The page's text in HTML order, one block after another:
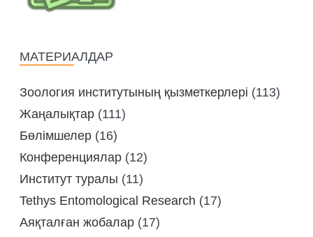
МАТЕРИАЛДАР
Зоология институтының қызметкерлері (113)
Жаңалықтар (111)
Бөлімшелер (16)
Конференциялар (12)
Институт туралы (11)
Tethys Entomological Research (17)
Аяқталған жобалар (17)